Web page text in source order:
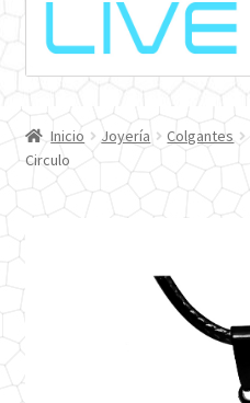
Inicio Joyería Colgantes
Circulo